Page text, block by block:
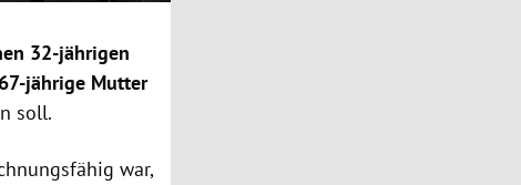
32-jährigen
67-jährige Mutter
soll.
war,